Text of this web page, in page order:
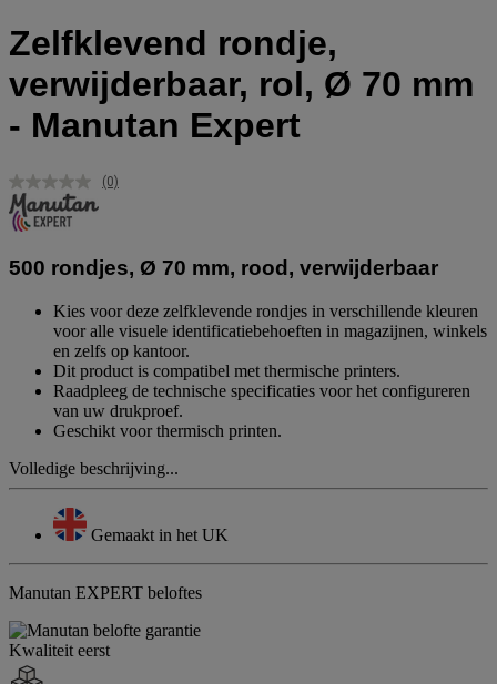
Zelfklevend rondje,
verwijderbaar, rol, Ø 70 mm
- Manutan Expert
Geen
(0)
500 rondjes, Ø 70 mm, rood, verwijderbaar
Kies voor deze zelfklevende rondjes in verschillende kleuren
voor alle visuele identificatiebehoeften in magazijnen, winkels
en zelfs op kantoor.
Dit product is compatibel met thermische printers.
Raadpleeg de technische specificaties voor het configureren
van uw drukproef.
Geschikt voor thermisch printen.
Volledige beschrijving...
Gemaakt in het UK
Manutan EXPERT beloftes
Kwaliteit eerst